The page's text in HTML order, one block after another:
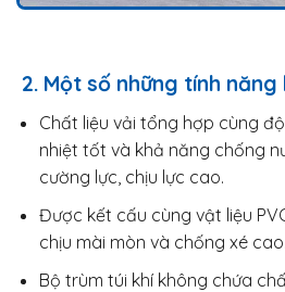
2. Một số những tính
Chất liệu vải tổng hợp cùng
nhiệt tốt và khả năng chống
cường lực, chịu lực cao.
Được kết cấu cùng vật liệu
chịu mài mòn và chống xé cao.
Bộ trùm túi khí không chứa